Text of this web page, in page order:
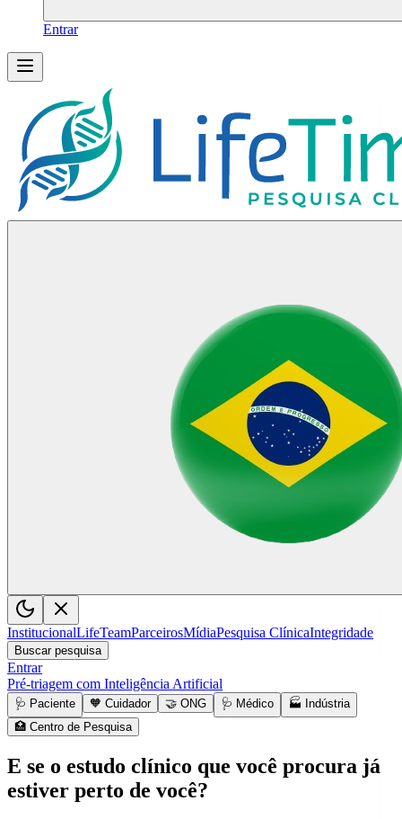
Entrar
InstitucionalLifeTeamParceirosMídiaPesquisa ClínicaIntegridade
Buscar pesquisa
Entrar
Pré-triagem com Inteligência Artificial
🩺 Paciente 🧡 Cuidador 🤝 ONG 🩺 Médico 🏭 Indústria
🏥 Centro de Pesquisa
E se o estudo clínico que você procura já
estiver perto de você?